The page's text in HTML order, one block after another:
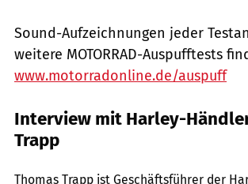
Sound-Aufzeichnungen jeder
weitere MOTORRAD-Auspufftests
www.motorradonline.de/auspuff
Interview mit Harley-
Trapp
Thomas Trapp ist Geschäftsführer der